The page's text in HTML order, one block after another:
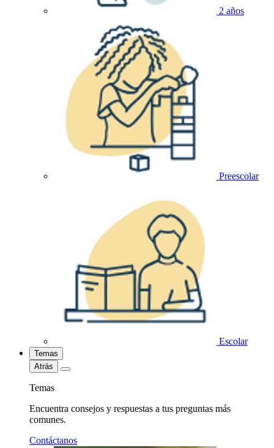
2 años
Preescolar
Escolar
Temas
Atrás
Temas
Encuentra consejos y respuestas a tus preguntas más
comunes.
Contáctanos